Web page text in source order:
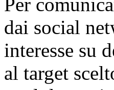
dai social
interesse su
al target